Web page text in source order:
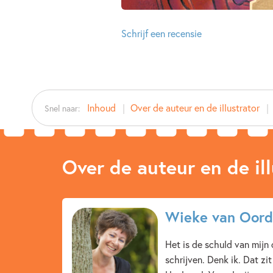
Schrijf een recensie
Snel naar: Inhoud Over de auteur en de illustrator
Over de auteur en de
Wieke van
Het is de schuld van
schrijven. Denk ik. Dat